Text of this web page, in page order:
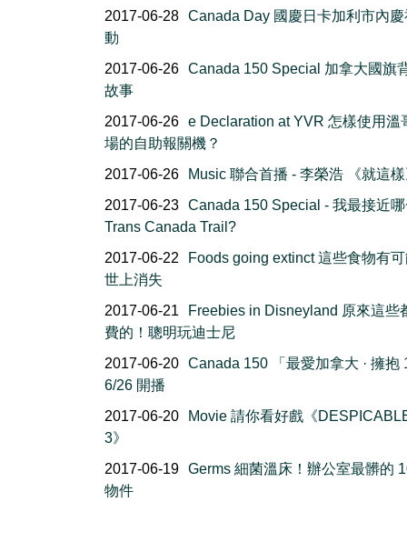
2017-06-28 Canada Day 國慶日卡加利市內
動
2017-06-26 Canada 150 Special 加拿大國旗
故事
2017-06-26 e Declaration at YVR 怎樣使用溫
場的自助報關機？
2017-06-26
Music 聯合首播 - 李榮浩 《就這
2017-06-23 Canada 150 Special - 我最接近
Trans Canada Trail?
2017-06-22
Foods going extinct 這些食物有
世上消失
2017-06-21
Freebies in Disneyland 原來這些
費的！聰明玩迪士尼
2017-06-20 Canada 150 「最愛加拿大 · 擁抱
6/26 開播
2017-06-20
Movie 請你看好戲《
3》
2017-06-19 Germs 細菌溫床！辦公室最髒的
物件